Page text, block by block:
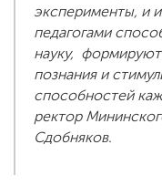
эксперименты, и
педагогами
науку,
познания и
способностей
ректор
Сдобняков.